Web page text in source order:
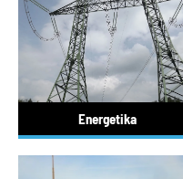
Energetika